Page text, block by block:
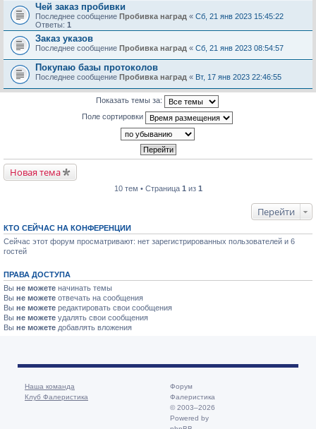
Чей заказ пробивки
Последнее сообщение Пробивка наград « Сб, 21 янв 2023 15:45:22
Ответы: 1
Заказ указов
Последнее сообщение Пробивка наград « Сб, 21 янв 2023 08:54:57
Покупаю базы протоколов
Последнее сообщение Пробивка наград « Вт, 17 янв 2023 22:46:55
Показать темы за:
Поле сортировки
Новая тема
10 тем • Страница 1 из 1
Перейти
КТО СЕЙЧАС НА КОНФЕРЕНЦИИ
Сейчас этот форум просматривают: нет зарегистрированных пользователей и 6
гостей
ПРАВА ДОСТУПА
Вы не можете начинать темы
Вы не можете отвечать на сообщения
Вы не можете редактировать свои сообщения
Вы не можете удалять свои сообщения
Вы не можете добавлять вложения
Наша команда
Клуб Фалеристика
Форум
Фалеристика
© 2003–2026
Powered by